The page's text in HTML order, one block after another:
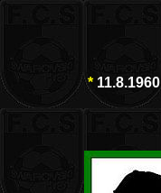
* 11.8.1960